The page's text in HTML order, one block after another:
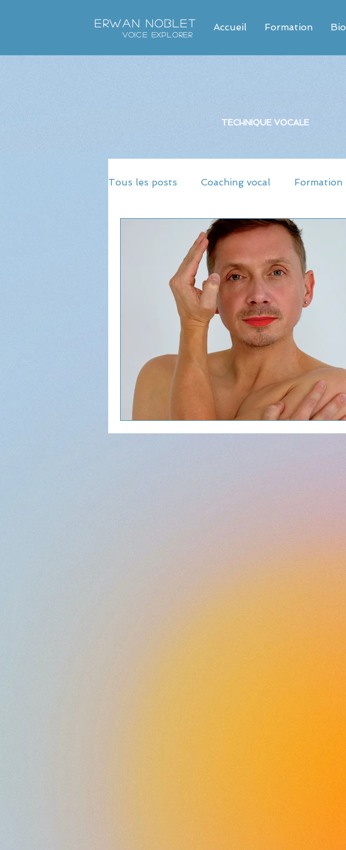
Erwan Noblet
Voice Explorer
Accueil Formation Bio
TECHNIQUE VOCALE
Tous les posts Coaching vocal Formation